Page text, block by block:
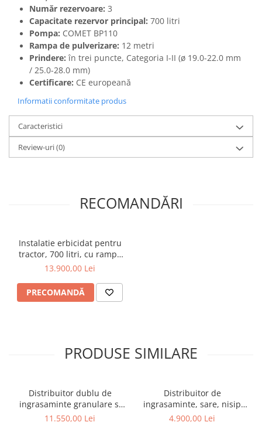
Număr rezervoare: 3
Capacitate rezervor principal: 700 litri
Pompa: COMET BP110
Rampa de pulverizare: 12 metri
Prindere: în trei puncte, Categoria I-II (ø 19.0-22.0 mm
/ 25.0-28.0 mm)
Certificare: CE europeană
Informatii conformitate produs
Caracteristici
Review-uri(0)
RECOMANDĂRI
Instalatie erbicidat pentru
tractor, 700 litri, cu rampa
de pulverizare 10 m, cardan
13.900,00 Lei
PRECOMANDĂ
PRODUSE SIMILARE
Distribuitor dublu de
ingrasaminte granulare si
material antiderapant,
11.550,00 Lei
Distribuitor de
ingrasaminte, sare, nisip
Jansen SW-200
4.900,00 Lei